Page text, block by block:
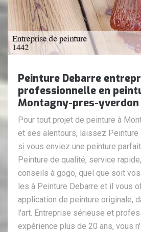
Peinture Debarre
professionnelle en
Montagny-pres-yverdon
Pour tout projet de peinture à
et ses alentours, laissez Peinture
si vous enviez une peinture
Peinture de qualité, service
conseils à gogo, quel que soit
les à Peinture Debarre et il vous
application de peinture originale,
l'art. Entreprise sérieuse et
expérience plus de 20 ans, vous